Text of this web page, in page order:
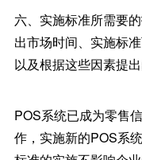
六、实施标准所需要
出市场时间、实施标
以及根据这些因素提
POS系统已成为零售
作，实施新的POS系